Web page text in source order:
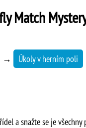
Match
→ Úkoly v herním poli
a snažte se je